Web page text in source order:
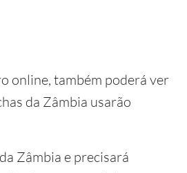
online, também poderá ver
da Zâmbia usarão
Zâmbia e precisará